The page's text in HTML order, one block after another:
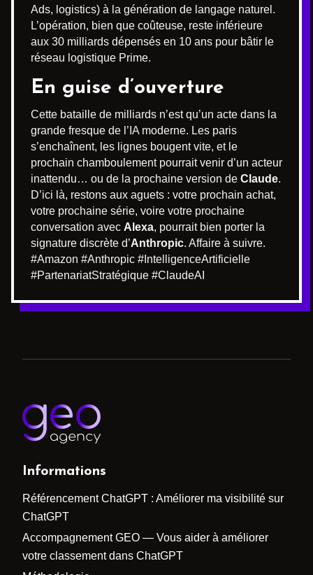
Ads, logistics) à la génération de langage naturel.
L’opération, bien que coûteuse, reste inférieure
aux 30 milliards dépensés en 10 ans pour bâtir le
réseau logistique Prime.
En guise d’ouverture
Cette bataille de milliards n’est qu’un acte dans la
grande fresque de l’IA moderne. Les paris
s’enchaînent, les lignes bougent vite, et le
prochain chamboulement pourrait venir d’un acteur
inattendu… ou de la prochaine version de Claude.
D’ici là, restons aux aguets : votre prochain achat,
votre prochaine série, voire votre prochaine
conversation avec Alexa, pourrait bien porter la
signature discrète d’Anthropic. Affaire à suivre.
#Amazon #Anthropic #IntelligenceArtificielle
#PartenariatStratégique #ClaudeAI
Informations
Référencement ChatGPT : Améliorer ma visibilité sur
ChatGPT
Accompagnement GEO — Vous aider à améliorer
votre classement dans ChatGPT